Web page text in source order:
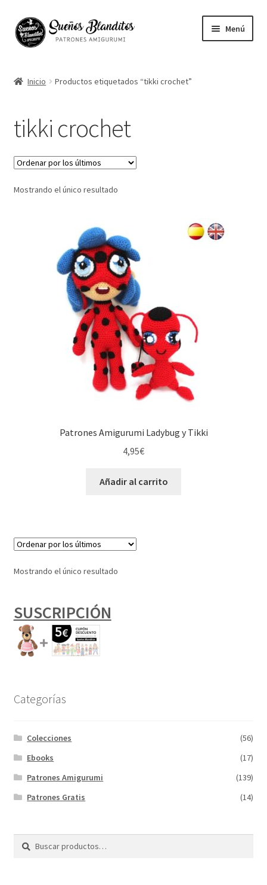
Ir
a
Ir
al
contenido
Menú
Ayuda
Blog
Vuestros Amigurumis
Inicio Productos etiquetados “tikki crochet”
tikki crochet
Mostrando el único resultado
Patrones Amigurumi Ladybug y Tikki
4,95€
Añadir al carrito
Mostrando el único resultado
SUSCRIPCIÓN
Categorías
Colecciones
(56)
Ebooks
(17)
Patrones Amigurumi
(139)
Patrones Gratis
(14)
Buscar
Buscar